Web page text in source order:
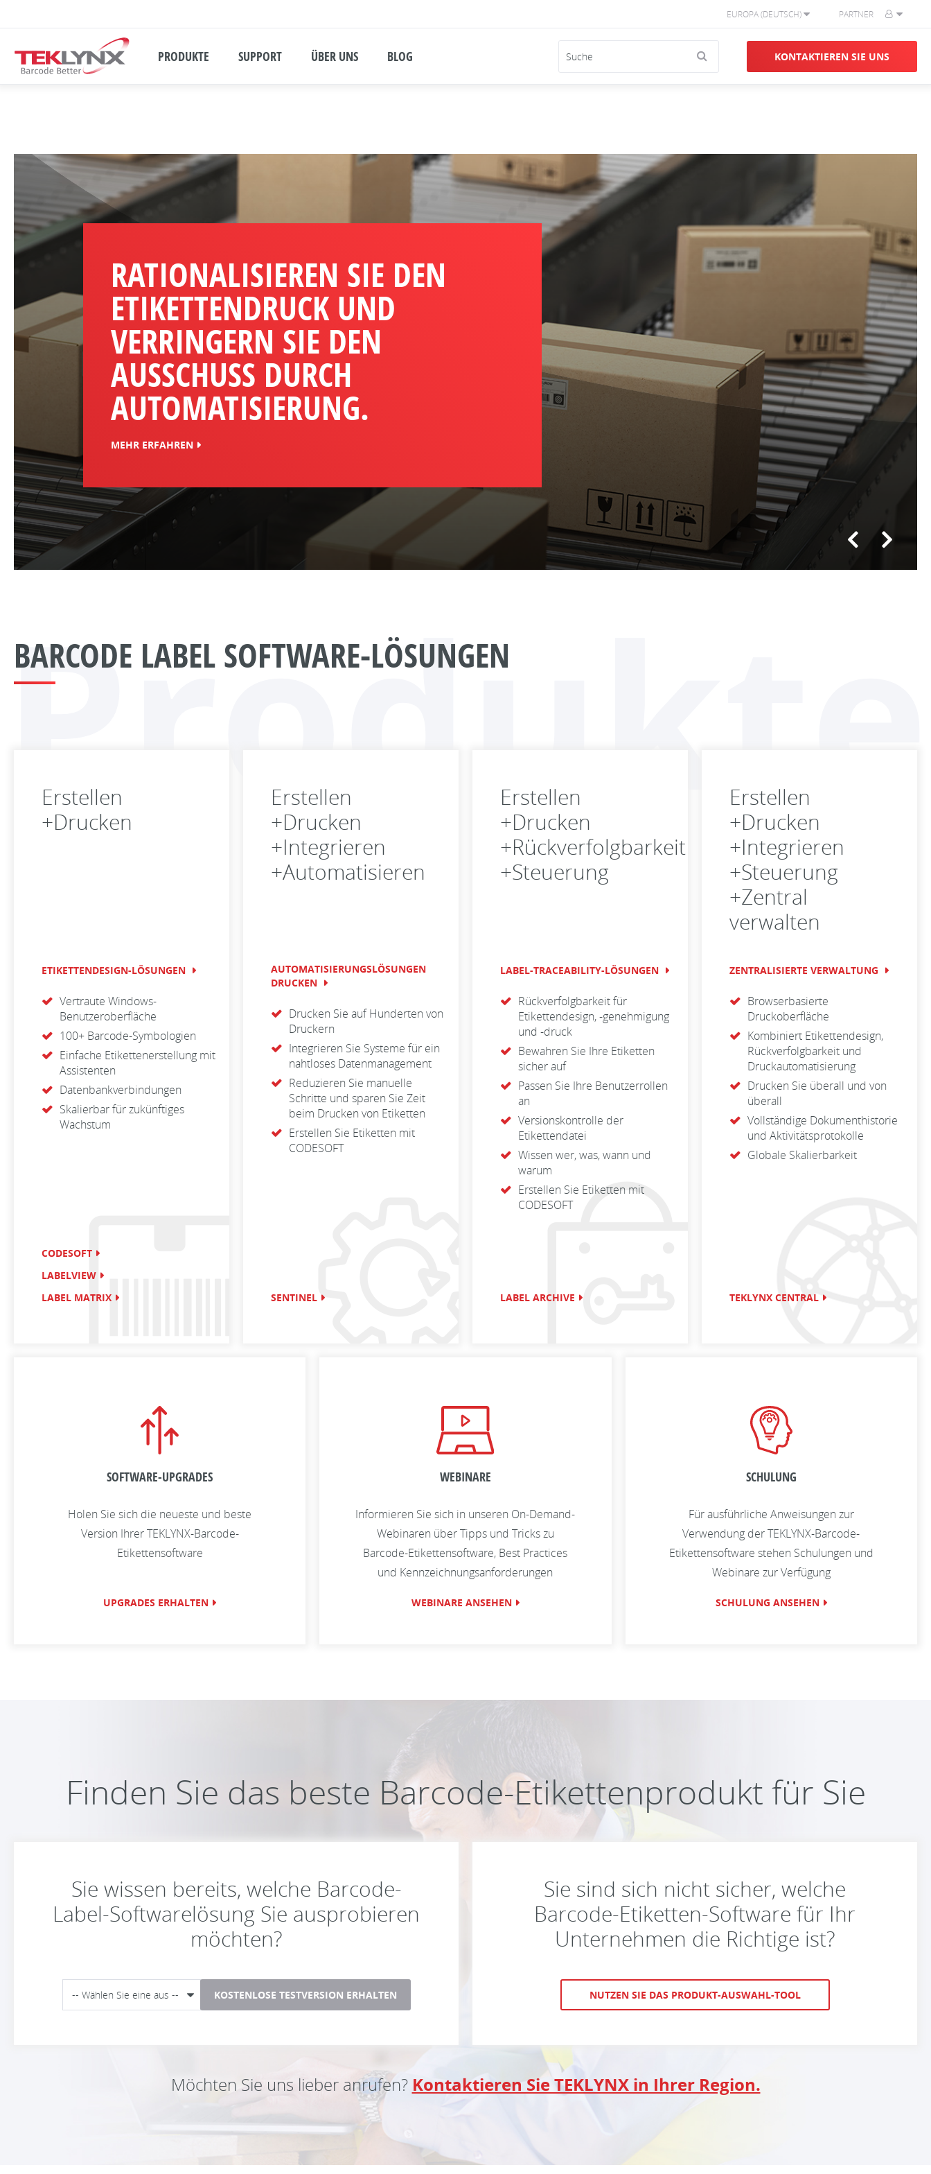
EUROPA (DEUTSCH) PARTNER
PRODUKTE SUPPORT ÜBER UNS BLOG KONTAKTIEREN SIE UNS
RATIONALISIEREN SIE DEN
ETIKETTENDRUCK UND
VERRINGERN SIE DEN
AUSSCHUSS DURCH
AUTOMATISIERUNG.
MEHR ERFAHREN
Produkte
BARCODE LABEL SOFTWARE-LÖSUNGEN
Erstellen
+Drucken
ETIKETTENDESIGN-LÖSUNGEN
Vertraute Windows-
Benutzeroberfläche
100+ Barcode-Symbologien
Einfache Etikettenerstellung mit
Assistenten
Datenbankverbindungen
Skalierbar für zukünftiges
Wachstum
CODESOFT
LABELVIEW
LABEL MATRIX
Erstellen
+Drucken
+Integrieren
+Automatisieren
AUTOMATISIERUNGSLÖSUNGEN
DRUCKEN
Drucken Sie auf Hunderten von
Druckern
Integrieren Sie Systeme für ein
nahtloses Datenmanagement
Reduzieren Sie manuelle
Schritte und sparen Sie Zeit
beim Drucken von Etiketten
Erstellen Sie Etiketten mit
CODESOFT
SENTINEL
Erstellen
+Drucken
+Rückverfolgbarkeit
+Steuerung
LABEL-TRACEABILITY-LÖSUNGEN
Rückverfolgbarkeit für
Etikettendesign, -genehmigung
und -druck
Bewahren Sie Ihre Etiketten
sicher auf
Passen Sie Ihre Benutzerrollen
an
Versionskontrolle der
Etikettendatei
Wissen wer, was, wann und
warum
Erstellen Sie Etiketten mit
CODESOFT
LABEL ARCHIVE
Erstellen
+Drucken
+Integrieren
+Steuerung
+Zentral
verwalten
ZENTRALISIERTE VERWALTUNG
Browserbasierte
Druckoberfläche
Kombiniert Etikettendesign,
Rückverfolgbarkeit und
Druckautomatisierung
Drucken Sie überall und von
überall
Vollständige Dokumenthistorie
und Aktivitätsprotokolle
Globale Skalierbarkeit
TEKLYNX CENTRAL
SOFTWARE-UPGRADES
Holen Sie sich die neueste und beste
Version Ihrer TEKLYNX-Barcode-
Etikettensoftware
UPGRADES ERHALTEN
WEBINARE
Informieren Sie sich in unseren On-Demand-
Webinaren über Tipps und Tricks zu
Barcode-Etikettensoftware, Best Practices
und Kennzeichnungsanforderungen
WEBINARE ANSEHEN
SCHULUNG
Für ausführliche Anweisungen zur
Verwendung der TEKLYNX-Barcode-
Etikettensoftware stehen Schulungen und
Webinare zur Verfügung
SCHULUNG ANSEHEN
Finden Sie das beste Barcode-Etikettenprodukt für Sie
Sie wissen bereits, welche Barcode-
Label-Softwarelösung Sie ausprobieren
möchten?
KOSTENLOSE TESTVERSION ERHALTEN
Sie sind sich nicht sicher, welche
Barcode-Etiketten-Software für Ihr
Unternehmen die Richtige ist?
NUTZEN SIE DAS PRODUKT-AUSWAHL-TOOL
Möchten Sie uns lieber anrufen? Kontaktieren Sie TEKLYNX in Ihrer Region.